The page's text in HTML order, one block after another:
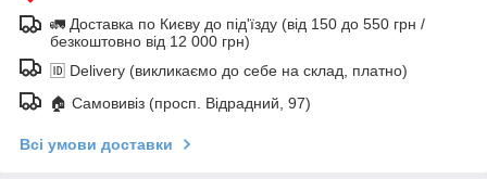
🚛 Доставка по Києву до під'їзду (від 150 до 550 грн /
безкоштовно від 12 000 грн)
🆔 Delivery (викликаємо до себе на склад, платно)
🏠 Самовивіз (просп. Відрадний, 97)
Всі умови доставки